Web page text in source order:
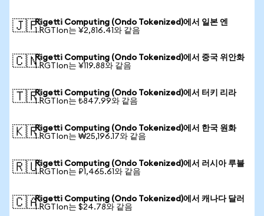
🇯🇵Rigetti Computing (Ondo Tokenized)에서 일본 엔
1 RGTIon는 ¥2,816.41와 같음
🇨🇳Rigetti Computing (Ondo Tokenized)에서 중국 위안화
1 RGTIon는 ¥119.88와 같음
🇹🇷Rigetti Computing (Ondo Tokenized)에서 터키 리라
1 RGTIon는 ₺847.99와 같음
🇰🇷Rigetti Computing (Ondo Tokenized)에서 한국 원화
1 RGTIon는 ₩25,196.17와 같음
🇷🇺Rigetti Computing (Ondo Tokenized)에서 러시아 루블
1 RGTIon는 ₽1,465.61와 같음
🇨🇦Rigetti Computing (Ondo Tokenized)에서 캐나다 달러
1 RGTIon는 $24.78와 같음